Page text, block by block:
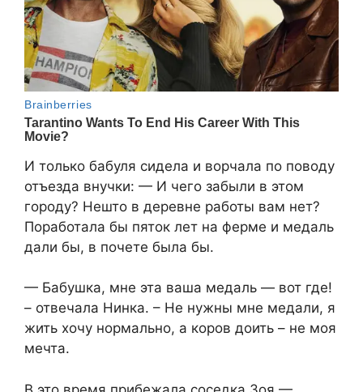
И только бабуля сидела и ворчала по поводу
отъезда внучки: — И чего забыли в этом
городу? Нешто в деревне работы вам нет?
Поработала бы пяток лет на ферме и медаль
дали бы, в почете была бы.
— Бабушка, мне эта ваша медаль — вот где!
– отвечала Нинка. – Не нужны мне медали, я
жить хочу нормально, а коров доить – не моя
мечта.